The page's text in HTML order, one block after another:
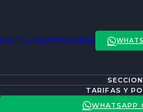
POLÍTICA DE PRIVACIDAD
ACTUALIDAD
TARIFAS Y
POLÍTICA DE PRIVACIDAD
WHATSAPP